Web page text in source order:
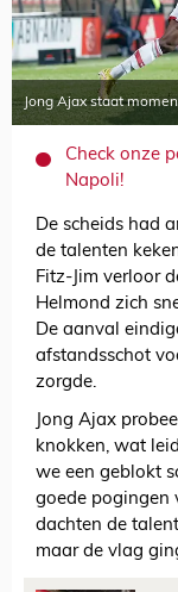
Jong Ajax staat
Check onze
Napoli!
De scheids had
de talenten
Fitz-Jim verloor
Helmond zich
De aanval
afstandsschot
zorgde.
Jong Ajax
knokken, wat
we een geblokt
goede pogingen
dachten de
maar de vlag